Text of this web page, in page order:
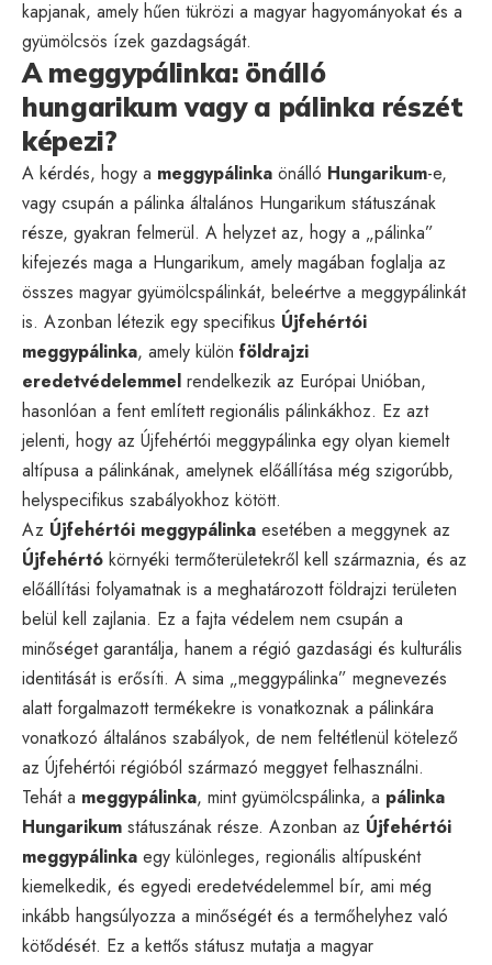
kapjanak, amely hűen tükrözi a magyar hagyományokat és a
gyümölcsös ízek gazdagságát.
A meggypálinka: önálló
hungarikum vagy a pálinka részét
képezi?
A kérdés, hogy a meggypálinka önálló Hungarikum-e,
vagy csupán a pálinka általános Hungarikum státuszának
része, gyakran felmerül. A helyzet az, hogy a „pálinka”
kifejezés maga a Hungarikum, amely magában foglalja az
összes magyar gyümölcspálinkát, beleértve a meggypálinkát
is. Azonban létezik egy specifikus Újfehértói
meggypálinka, amely külön földrajzi
eredetvédelemmel rendelkezik az Európai Unióban,
hasonlóan a fent említett regionális pálinkákhoz. Ez azt
jelenti, hogy az Újfehértói meggypálinka egy olyan kiemelt
altípusa a pálinkának, amelynek előállítása még szigorúbb,
helyspecifikus szabályokhoz kötött.
Az Újfehértói meggypálinka esetében a meggynek az
Újfehértó környéki termőterületekről kell származnia, és az
előállítási folyamatnak is a meghatározott földrajzi területen
belül kell zajlania. Ez a fajta védelem nem csupán a
minőséget garantálja, hanem a régió gazdasági és kulturális
identitását is erősíti. A sima „meggypálinka” megnevezés
alatt forgalmazott termékekre is vonatkoznak a pálinkára
vonatkozó általános szabályok, de nem feltétlenül kötelező
az Újfehértói régióból származó meggyet felhasználni.
Tehát a meggypálinka, mint gyümölcspálinka, a pálinka
Hungarikum státuszának része. Azonban az Újfehértói
meggypálinka egy különleges, regionális altípusként
kiemelkedik, és egyedi eredetvédelemmel bír, ami még
inkább hangsúlyozza a minőségét és a termőhelyhez való
kötődését. Ez a kettős státusz mutatja a magyar